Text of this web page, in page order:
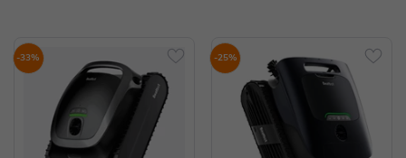
-33% -25%